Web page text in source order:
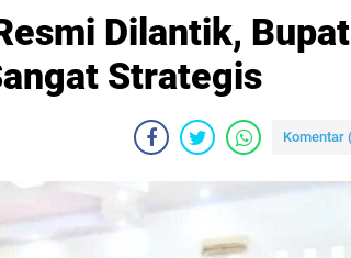
Dilantik,
Strategis
Komentar